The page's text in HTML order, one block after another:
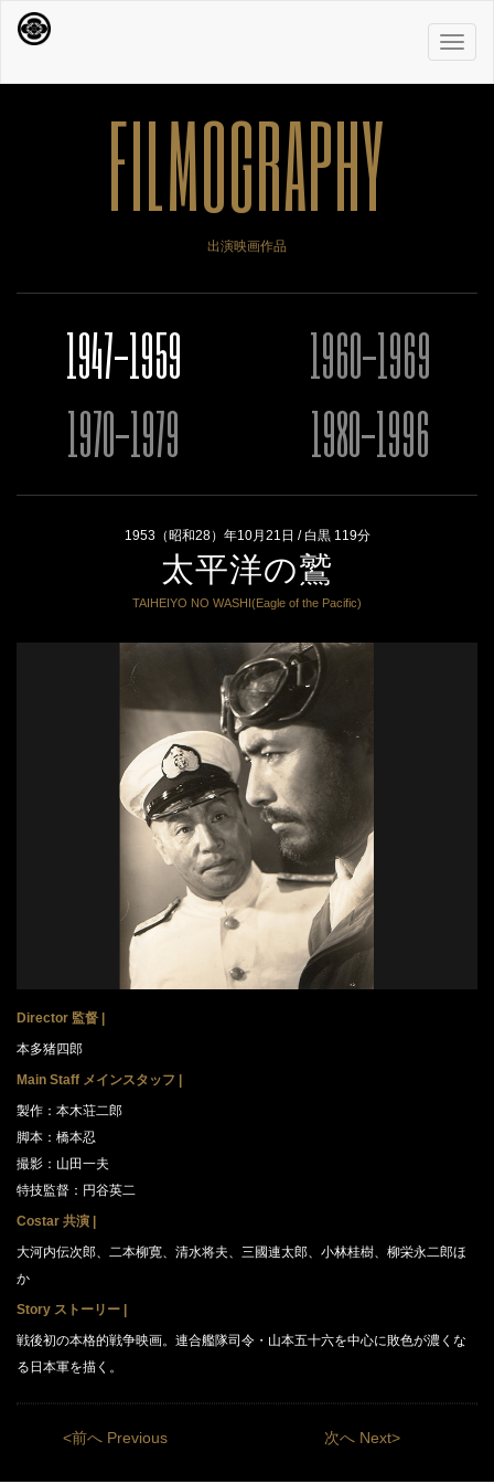
FILMOGRAPHY
出演映画作品
1947-1959
1960-1969
1970-1979
1980-1996
1953（昭和28）年10月21日 / 白黒 119分
太平洋の鷲
TAIHEIYO NO WASHI(Eagle of the Pacific)
Director 監督 |
本多猪四郎
Main Staff メインスタッフ |
製作：本木荘二郎
脚本：橋本忍
撮影：山田一夫
特技監督：円谷英二
Costar 共演 |
大河内伝次郎、二本柳寛、清水将夫、三國連太郎、小林桂樹、柳栄永二郎ほ
か
Story ストーリー |
戦後初の本格的戦争映画。連合艦隊司令・山本五十六を中心に敗色が濃くな
る日本軍を描く。
<前へ Previous 次へ Next>